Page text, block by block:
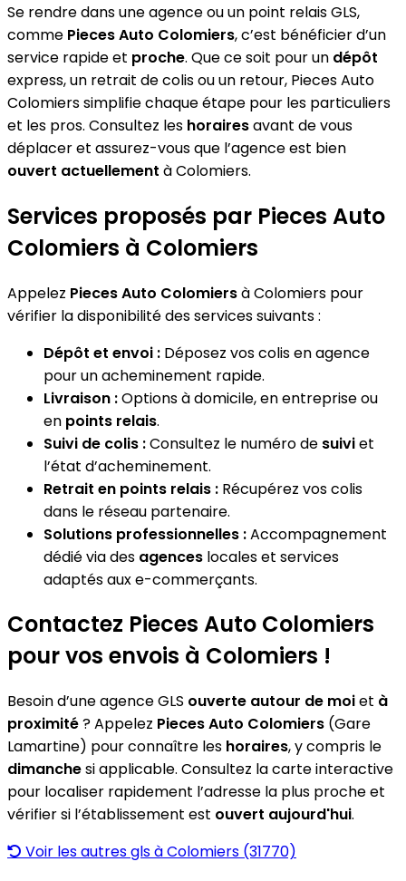
Se rendre dans une agence ou un point relais GLS,
comme Pieces Auto Colomiers, c’est bénéficier d’un
service rapide et proche. Que ce soit pour un dépôt
express, un retrait de colis ou un retour, Pieces Auto
Colomiers simplifie chaque étape pour les particuliers
et les pros. Consultez les horairesavant de vous
déplacer et assurez-vous que l’agence est bien
ouvert actuellement à Colomiers.
Services proposés par Pieces Auto
Colomiers à Colomiers
Appelez Pieces Auto Colomiersà Colomiers pour
vérifier la disponibilité des services suivants :
Dépôt et envoi : Déposez vos colis en agence
pour un acheminement rapide.
Livraison :Options à domicile, en entreprise ou
en points relais.
Suivi de colis :Consultez le numéro de suiviet
l’état d’acheminement.
Retrait en points relais : Récupérez vos colis
dans le réseau partenaire.
Solutions professionnelles :Accompagnement
dédié via des agences locales et services
adaptés aux e-commerçants.
Contactez Pieces Auto Colomiers
pour vos envois à Colomiers !
Besoin d’une agence GLS ouverte autour de moiet à
proximité? Appelez Pieces Auto Colomiers (Gare
Lamartine) pour connaître les horaires, y compris le
dimanchesi applicable. Consultez la carte interactive
pour localiser rapidement l’adresse la plus proche et
vérifier si l’établissement est ouvert aujourd'hui.
Voir les autres gls à Colomiers (31770)